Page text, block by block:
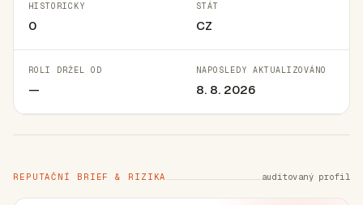
HISTORICKY
0
STÁT
CZ
ROLI DRŽEL OD
—
NAPOSLEDY AKTUALIZOVÁNO
8. 8. 2026
REPUTAČNÍ BRIEF & RIZIKA auditovaný profil